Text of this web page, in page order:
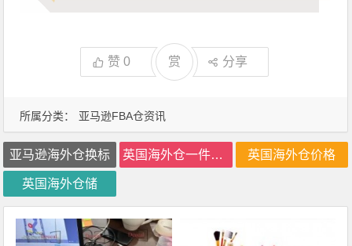
所属分类： 亚马逊FBA仓资讯
赞0 赏 分享
亚马逊海外仓换标 英国海外仓一件代发 英国海外仓价格
英国海外仓储